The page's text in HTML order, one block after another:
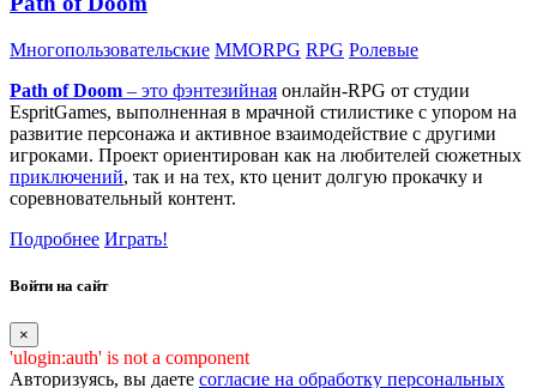
Многопользовательские MMORPG RPG Ролевые
Path of Doom – это фэнтезийная онлайн-RPG от студии
EspritGames, выполненная в мрачной стилистике с упором на
развитие персонажа и активное взаимодействие с другими
игроками. Проект ориентирован как на любителей сюжетных
приключений, так и на тех, кто ценит долгую прокачку и
соревновательный контент.
Подробнее Играть!
Войти на сайт
×
'ulogin:auth' is not a component
Авторизуясь, вы даете согласие на обработку персональных